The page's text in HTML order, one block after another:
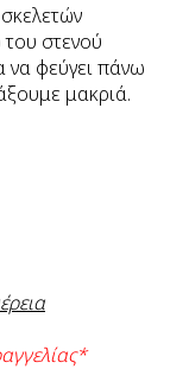
στενού
να φεύγει πάνω
μακριά.